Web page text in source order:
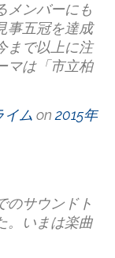
メンバーにも
事五冠を達成
まで以上に注
マは「市立柏
イム on 2015年
のサウンドト
。いまは楽曲